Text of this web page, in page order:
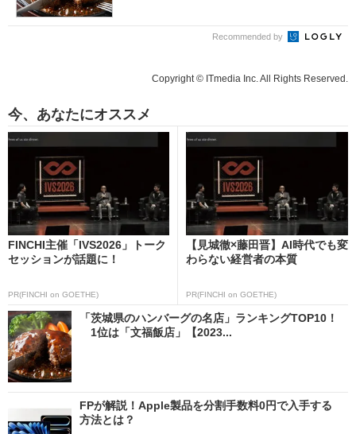
Recommended by
Copyright © ITmedia Inc. All Rights Reserved.
今、あなたにオススメ
FINCHI主催「IVS2026」トーク
セッションが話題に！
PR(FINCHI on GOETHE)
【見城徹×藤田晋】AI時代でも変
わらない経営者の本質
PR(FINCHI on GOETHE)
「茨城県のハンバーグの名店」ランキングTOP10！
1位は「文福飯店」【2023...
FPが解説！Apple製品を分割手数料0円で入手する
方法とは？